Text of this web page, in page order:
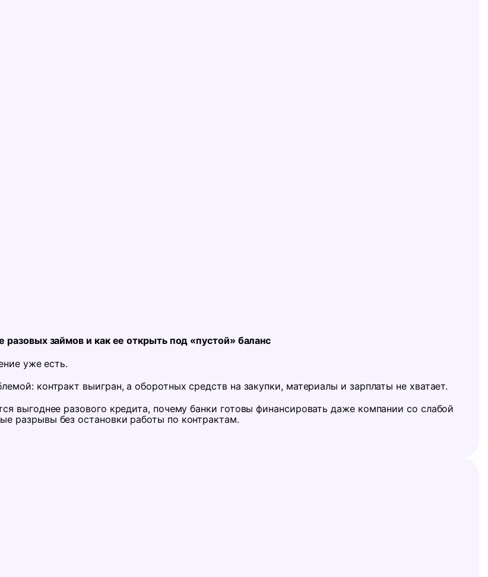
разовых займов и как ее открыть под «пустой» баланс
уже есть.
контракт выигран, а оборотных средств на закупки, материалы и зарплаты не хватает.
выгоднее разового кредита, почему банки готовы финансировать даже компании со слабой
разрывы без остановки работы по контрактам.